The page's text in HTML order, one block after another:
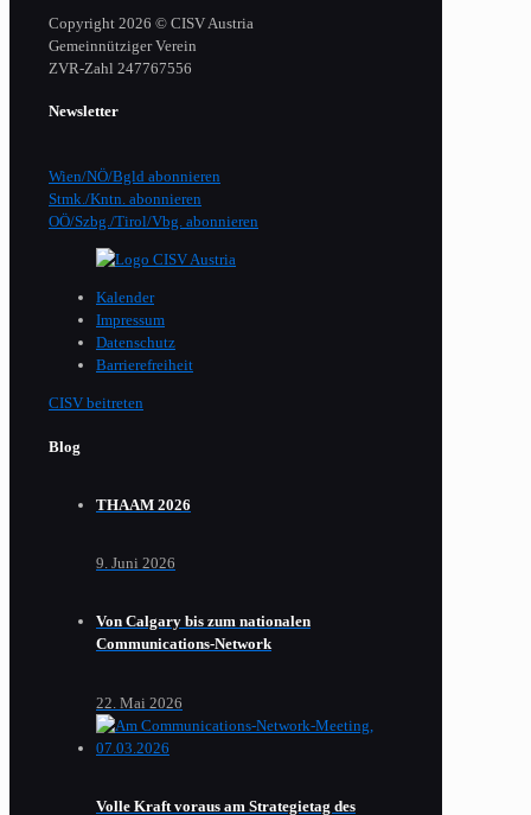
Copyright 2026 © CISV Austria
Gemeinnütziger Verein
​ZVR-Zahl 247767556
Newsletter
Wien/NÖ/Bgld abonnieren
Stmk./Kntn. abonnieren
OÖ/Szbg./Tirol/Vbg. abonnieren
Kalender
Impressum
Datenschutz
Barrierefreiheit
CISV beitreten
Blog
THAAM 2026
9. Juni 2026
Von Calgary bis zum nationalen
Communications-Network
22. Mai 2026
Volle Kraft voraus am Strategietag des